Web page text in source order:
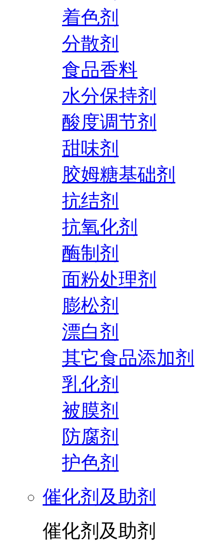
着色剂
分散剂
食品香料
水分保持剂
酸度调节剂
甜味剂
胶姆糖基础剂
抗结剂
抗氧化剂
酶制剂
面粉处理剂
膨松剂
漂白剂
其它食品添加剂
乳化剂
被膜剂
防腐剂
护色剂
催化剂及助剂
催化剂及助剂